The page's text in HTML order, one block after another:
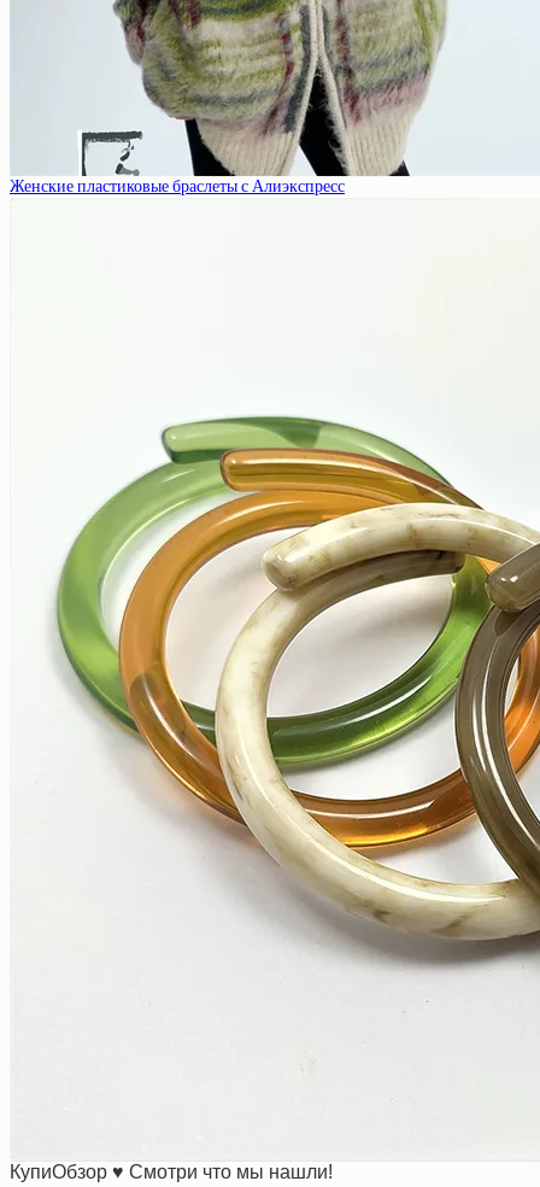
Женские пластиковые браслеты с Алиэкспресс
КупиОбзор ♥ Смотри что мы нашли!